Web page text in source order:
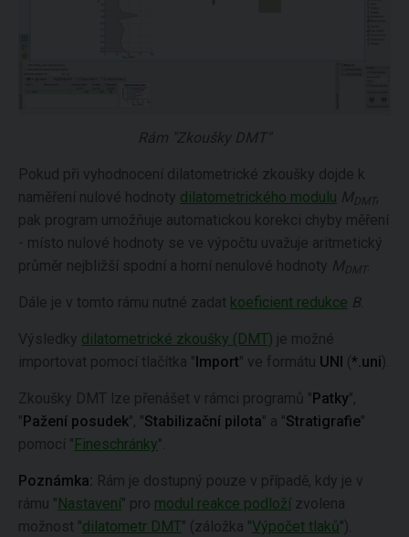
Rám "Zkoušky DMT"
Pokud při vyhodnocení dilatometrické zkoušky dojde k
naměření nulové hodnoty dilatometrického modulu MDMT,
pak program umožňuje automatickou korekci chyby měření
- místo nulové hodnoty se ve výpočtu uvažuje aritmetický
průměr nejbližší spodní a horní nenulové hodnoty MDMT
Dále je v tomto rámu nutné zadat koeficient redukce B.
Výsledky dilatometrické zkoušky (DMT) je možné
importovat pomocí tlačítka " Import" ve formátu UNI (*.uni).
Zkoušky DMT lze přenášet v rámci programů " Patky",
" Pažení posudek", "Stabilizační pilota" a "Stratigrafie"
pomocí " Fineschránky".
Poznámka: Rám je dostupný pouze v případě, kdy je v
rámu " Nastavení" pro modul reakce podloží zvolena
možnost "dilatometr DMT" (záložka "Výpočet tlaků").